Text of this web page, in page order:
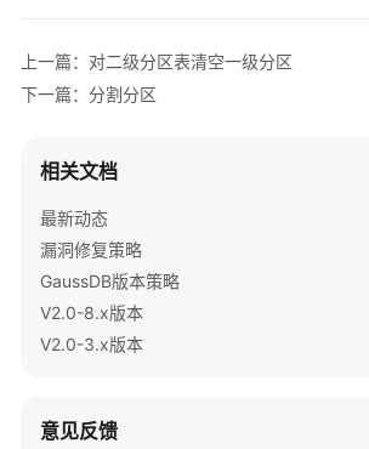
门
用
指
开
发
南
指
上一篇：对二级分区表清空一级分区
下一篇：分割分区
相关文档
最新动态
漏洞修复策略
GaussDB版本策略
V2.0-8.x版本
V2.0-3.x版本
意见反馈